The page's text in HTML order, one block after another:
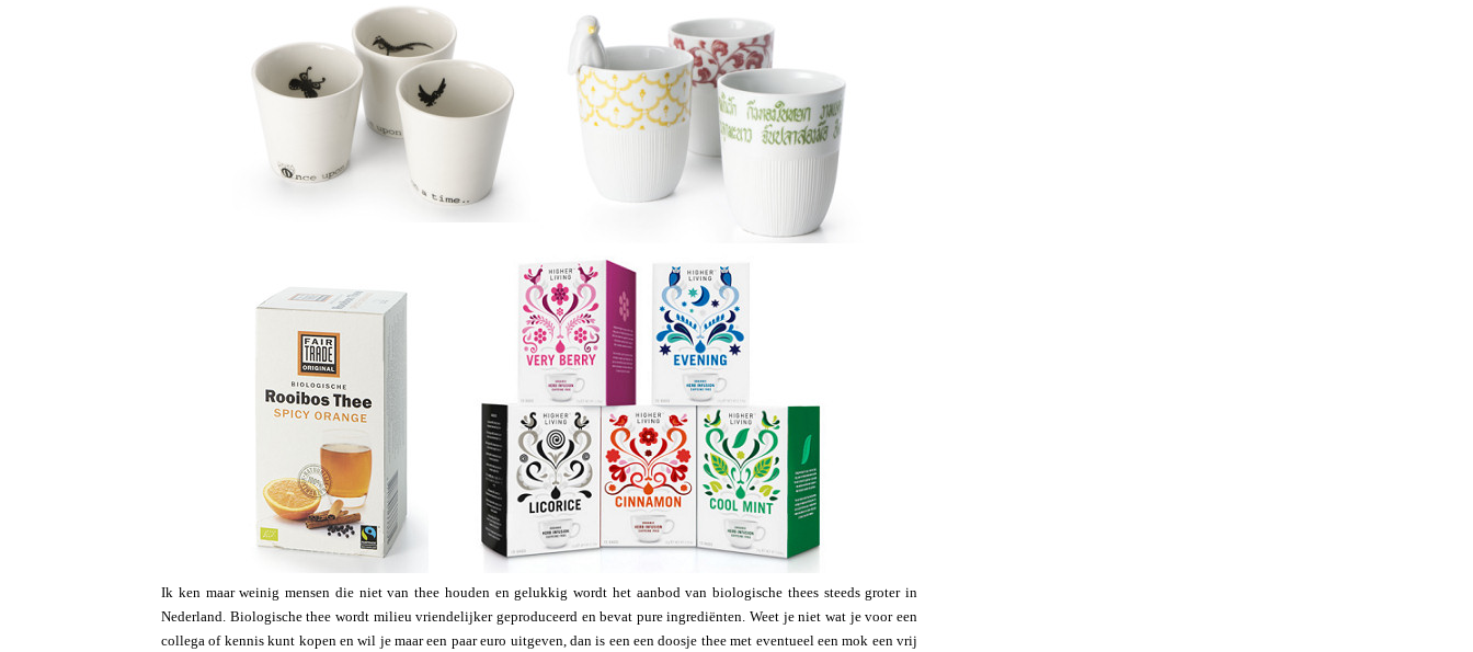
Ik ken maar weinig mensen die niet van thee houden en gelukkig wordt het aanbod van biologische thees steeds groter in
Nederland. Biologische thee wordt milieu vriendelijker geproduceerd en bevat pure ingrediënten. Weet je niet wat je voor een
collega of kennis kunt kopen en wil je maar een paar euro uitgeven, dan is een een doosje thee met eventueel een mok een vrij